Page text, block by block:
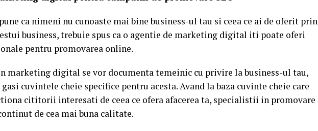
ca nimeni nu cunoaste mai bine business-ul tau si ceea ce ai de oferit prin
business, trebuie spus ca o agentie de marketing digital iti poate oferi
pentru promovarea online.
marketing digital se vor documenta temeinic cu privire la business-ul tau,
cuvintele cheie specifice pentru acesta. Avand la baza cuvinte cheie care
cititorii interesati de ceea ce ofera afacerea ta, specialistii in promovare
de cea mai buna calitate.